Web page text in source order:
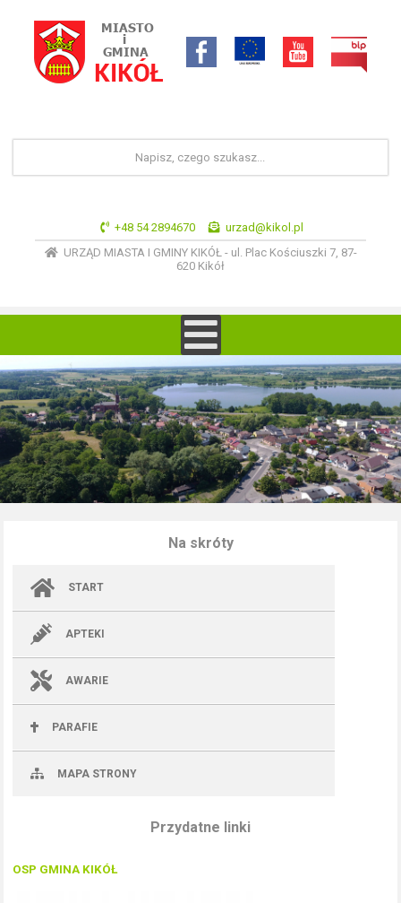
+48 54 2894670
urzad@kikol.pl
URZĄD MIASTA I GMINY KIKÓŁ - ul. Plac Kościuszki 7, 87-
620 Kikół
Na skróty
START
APTEKI
AWARIE
PARAFIE
MAPA STRONY
Przydatne linki
OSP GMINA KIKÓŁ